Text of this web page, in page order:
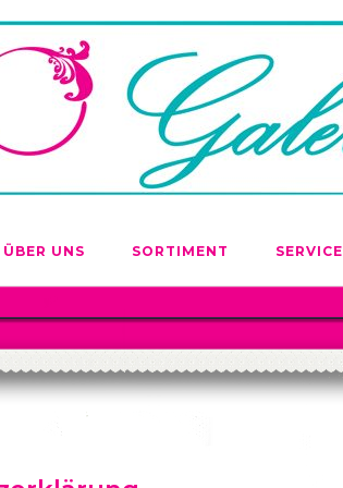
ÜBER UNS SORTIMENT SERVICE